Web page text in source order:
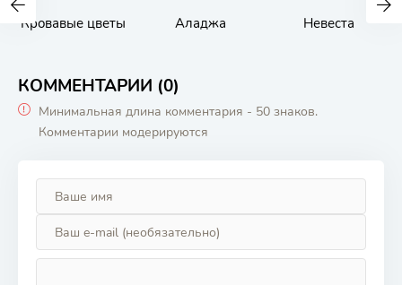
Кровавые цветы Аладжа Невеста
КОММЕНТАРИИ (0)
Минимальная длина комментария - 50 знаков.
Комментарии модерируются